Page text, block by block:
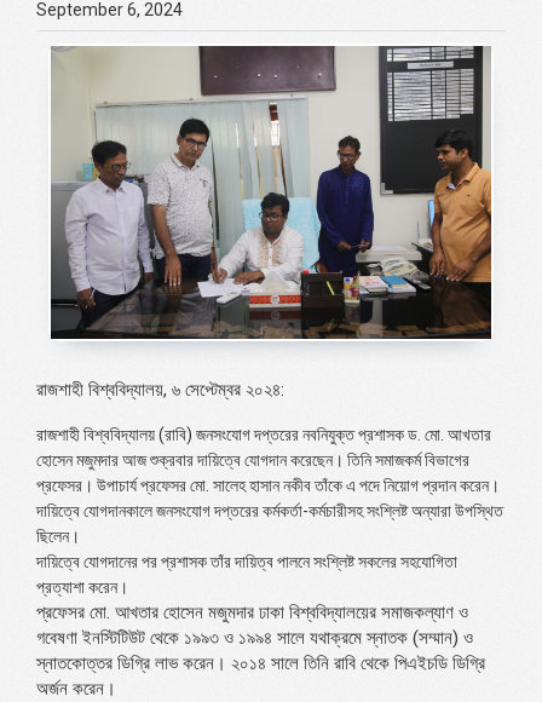
September 6, 2024
রাজশাহী বিশ্ববিদ্যালয়, ৬ সেপ্টেম্বর ২০২৪:
রাজশাহী বিশ্ববিদ্যালয় (রাবি) জনসংযোগ দপ্তরের নবনিযুক্ত প্রশাসক ড. মো. আখতার
হোসেন মজুমদার আজ শুক্রবার দায়িত্বে যোগদান করেছেন। তিনি সমাজকর্ম বিভাগের
প্রফেসর। উপাচার্য প্রফেসর মো. সালেহ হাসান নকীব তাঁকে এ পদে নিয়োগ প্রদান করেন।
দায়িত্বে যোগদানকালে জনসংযোগ দপ্তরের কর্মকর্তা-কর্মচারীসহ সংশ্লিষ্ট অন্যারা উপস্থিত
ছিলেন।
দায়িত্বে যোগদানের পর প্রশাসক তাঁর দায়িত্ব পালনে সংশ্লিষ্ট সকলের সহযোগিতা
প্রত্যাশা করেন।
প্রফেসর মো. আখতার হোসেন মজুমদার ঢাকা বিশ্ববিদ্যালয়ের সমাজকল্যাণ ও
গবেষণা ইনস্টিটিউট থেকে ১৯৯৩ ও ১৯৯৪ সালে যথাক্রমে স্নাতক (সম্মান) ও
স্নাতকোত্তর ডিগ্রি লাভ করেন। ২০১৪ সালে তিনি রাবি থেকে পিএইচডি ডিগ্রি
অর্জন করেন।